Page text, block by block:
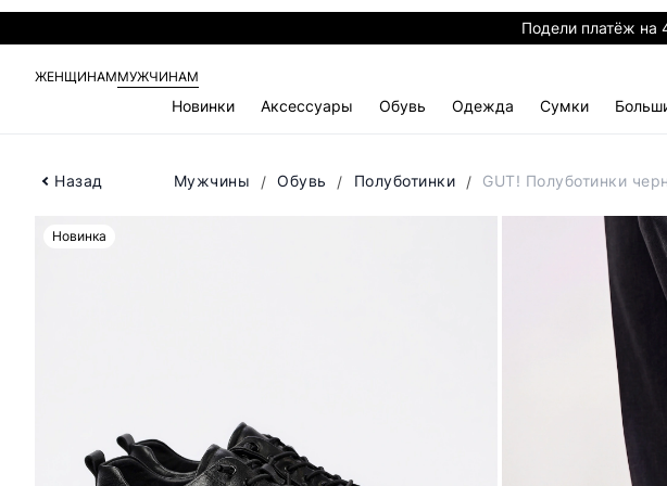
Подели платёж на
ЖЕНЩИНАММУЖЧИНАМ
Новинки Аксессуары Обувь Одежда Сумки
Назад Мужчины Обувь Полуботинки GUT! Полуботинки
Новинка